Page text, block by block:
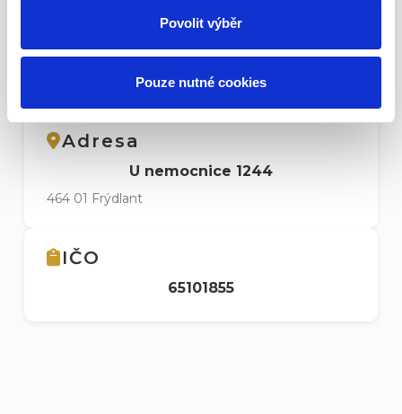
Povolit výběr
Pouze nutné cookies
info@zaluzie-hladik.cz
Odpovídáme do 24 hodin
Adresa
U nemocnice 1244
464 01 Frýdlant
IČO
65101855